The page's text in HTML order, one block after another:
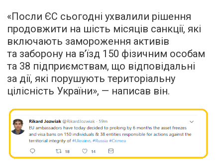
«Посли ЄС сьогодні ухвалили рішення
продовжити на шість місяців санкції, які
включають замороження активів
та заборону на в’їзд 150 фізичним особам
та 38 підприємствам, що відповідальні
за дії, які порушують територіальну
цілісність України», — написав він.